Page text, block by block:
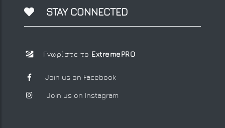
STAY CONNECTED
Γνωρίστε το ExtremePRO
Join us on Facebook
Join us on Instagram